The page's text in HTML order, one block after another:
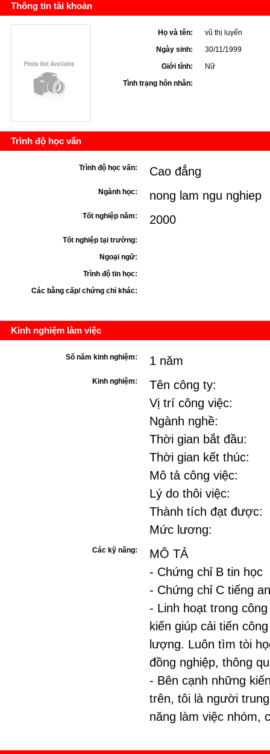
Thông tin tài khoản
Họ và tên:
vũ thị luyến
Ngày sinh:
30/11/1999
Giới tính:
Nữ
Tình trạng hôn nhân:
Trình độ học vấn
Trình độ học vấn: Cao đẳng
Ngành học: nong lam ngu nghiep
Tốt nghiệp năm: 2000
Tốt nghiệp tại trường:
Ngoại ngữ:
Trình độ tin học:
Các bằng cấp/ chứng chỉ khác:
Kinh nghiệm làm việc
Số năm kinh nghiệm: 1 năm
Kinh nghiệm:
Tên công ty:
Vị trí công việc:
Ngành nghề:
Thời gian bắt đầu:
Thời gian kết thúc:
Mô tả công việc:
Lý do thôi việc:
Thành tích đạt được:
Mức lương:
Các kỹ năng:
MÔ TẢ
- Chứng chỉ B tin học
- Chứng chỉ C tiếng
- Linh hoạt trong
kiến giúp cải tiến
lượng. Luôn tìm tòi
đồng nghiệp, thông
- Bên cạnh những
trên, tôi là người
năng làm việc nhóm,